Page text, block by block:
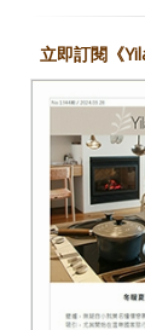
立即訂閱《